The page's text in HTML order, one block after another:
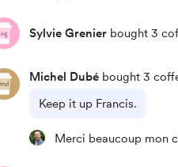
Sylvie Grenier bought 3
Michel Dubé bought 3
Keep it up Francis.
Merci beaucoup mon